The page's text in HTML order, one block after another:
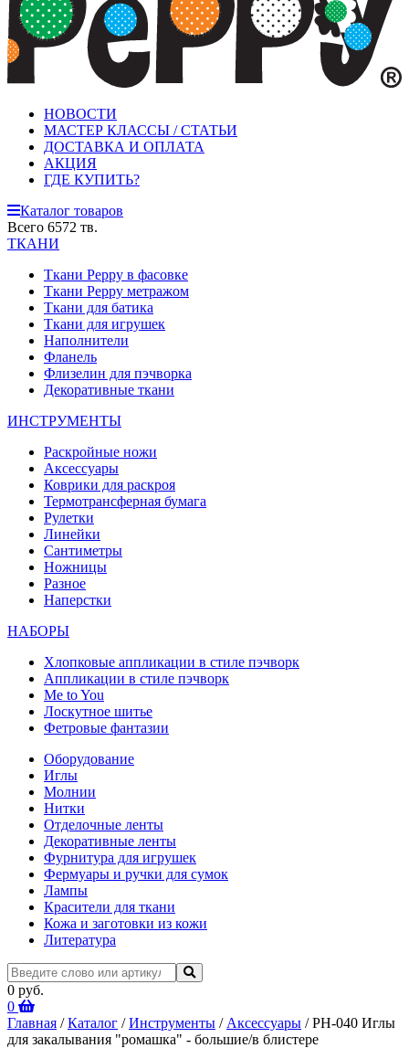
НОВОСТИ
МАСТЕР КЛАССЫ / СТАТЬИ
ДОСТАВКА И ОПЛАТА
АКЦИЯ
ГДЕ КУПИТЬ?
Каталог товаров
Всего 6572 тв.
ТКАНИ
Ткани Peppy в фасовке
Ткани Peppy метражом
Ткани для батика
Ткани для игрушек
Наполнители
Фланель
Флизелин для пэчворка
Декоративные ткани
ИНСТРУМЕНТЫ
Раскройные ножи
Аксессуары
Коврики для раскроя
Термотрансферная бумага
Рулетки
Линейки
Сантиметры
Ножницы
Разное
Наперстки
НАБОРЫ
Хлопковые аппликации в стиле пэчворк
Аппликации в стиле пэчворк
Me to You
Лоскутное шитье
Фетровые фантазии
Оборудование
Иглы
Молнии
Нитки
Отделочные ленты
Декоративные ленты
Фурнитура для игрушек
Фермуары и ручки для сумок
Лампы
Красители для ткани
Кожа и заготовки из кожи
Литература
0 руб.
0
Главная /Каталог /Инструменты / Аксессуары / PH-040 Иглы
для закалывания "ромашка" - большие/в блистере